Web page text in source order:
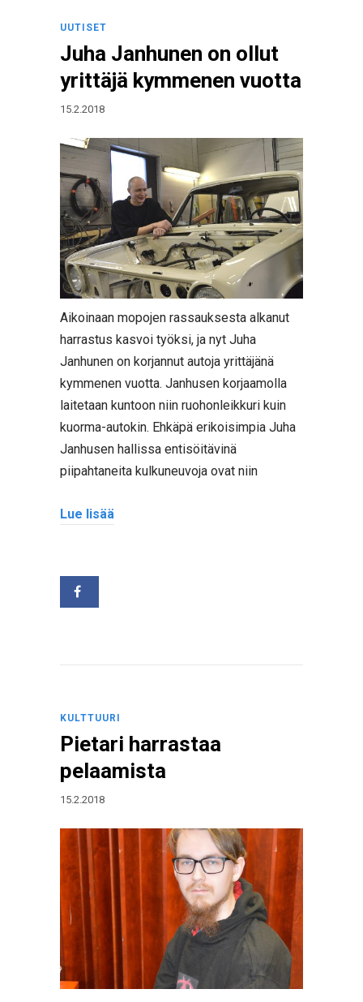
UUTISET
Juha Janhunen on ollut
yrittäjä kymmenen vuotta
15.2.2018
Aikoinaan mopojen rassauksesta alkanut
harrastus kasvoi työksi, ja nyt Juha
Janhunen on korjannut autoja yrittäjänä
kymmenen vuotta. Janhusen korjaamolla
laitetaan kuntoon niin ruohonleikkuri kuin
kuorma-autokin. Ehkäpä erikoisimpia Juha
Janhusen hallissa entisöitävinä
piipahtaneita kulkuneuvoja ovat niin
Lue lisää
KULTTUURI
Pietari harrastaa
pelaamista
15.2.2018